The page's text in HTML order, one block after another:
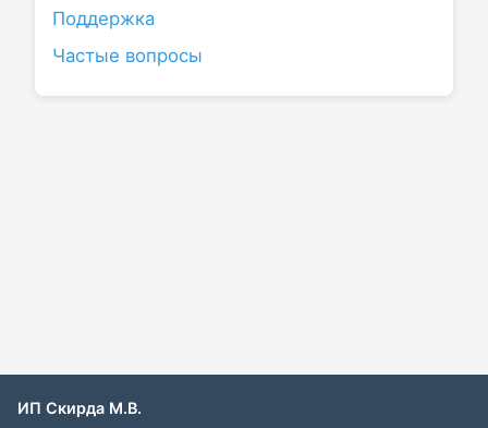
Поддержка
Частые вопросы
ИП Скирда М.В.